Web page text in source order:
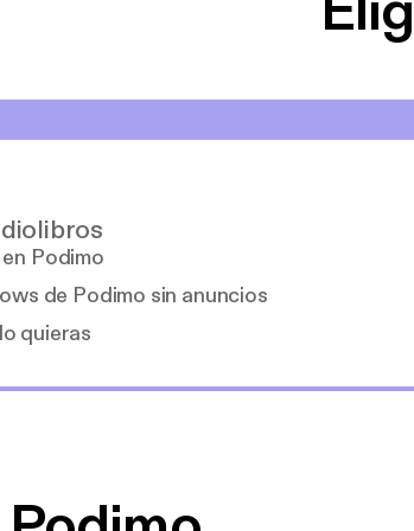
Podimo
de Podimo sin anuncios
quieras